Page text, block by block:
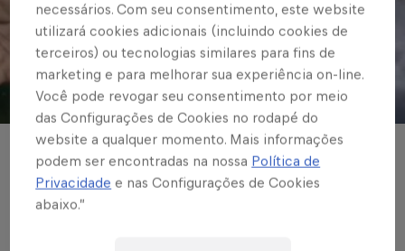
© Red Bull Bragantino
Red Bull Bragantino
finaliza sua
necessários. Com seu consentimento, este website
utilizará cookies adicionais (incluindo cookies de
terceiros) ou tecnologias similares para fins de
marketing e para melhorar sua experiência on-line.
Você pode revogar seu consentimento por meio
das Configurações de Cookies no rodapé do
website a qualquer momento. Mais informações
podem ser encontradas na nossa Política de
Privacidade e nas Configurações de Cookies
abaixo.”